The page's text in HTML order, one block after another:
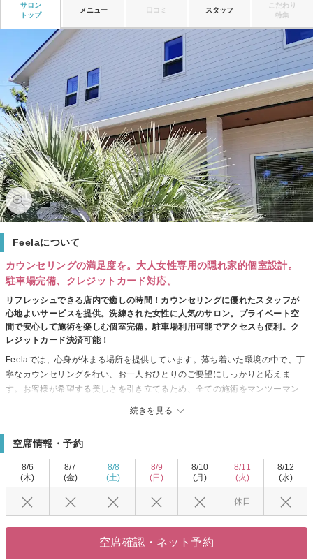
サロン
トップ
メニュー 口コミ スタッフ
こだわり
特集
Feelaについて
カウンセリングの満足度を。大人女性専用の隠れ家的個室設計。
駐車場完備、クレジットカード対応。
リフレッシュできる店内で癒しの時間！カウンセリングに優れたスタッフが
心地よいサービスを提供。洗練された女性に人気のサロン。プライベート空
間で安心して施術を楽しむ個室完備。駐車場利用可能でアクセスも便利。ク
レジットカード決済可能！
続きを見る
Feelaでは、心身が休まる場所を提供しています。落ち着いた環境の中で、丁
寧なカウンセリングを行い、お一人おひとりのご要望にしっかりと応えま
す。お客様が希望する美しさを引き立てるため、全ての施術をマンツーマン
でプライベートな空間を確保し、クレジットカードも利用できるので、お支
払いもスムーズです。Feelaで、ストレスを解消しながら、あなた自身の輝き
を取り戻しませんか？どなたでも安心して通える環境をご用意しています。
空席情報・予約
8/6
(木)
8/7
(金)
8/8
(土)
8/9
(日)
8/10
(月)
8/11
(火)
休日
8/12
(水)
空席確認・ネット予約